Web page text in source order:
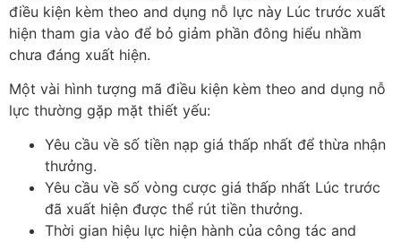
điều kiện kèm theo and dụng nỗ lực này Lúc trước xuất
hiện tham gia vào để bỏ giảm phần đông hiểu nhầm
chưa đáng xuất hiện.
Một vài hình tượng mã điều kiện kèm theo and dụng nỗ
lực thường gặp mặt thiết yếu:
Yêu cầu về số tiền nạp giá thấp nhất để thừa nhận
thưởng.
Yêu cầu về số vòng cược giá thấp nhất Lúc trước
đã xuất hiện được thể rút tiền thưởng.
Thời gian hiệu lực hiện hành của công tác and